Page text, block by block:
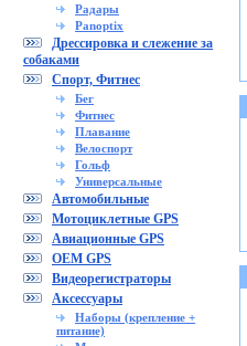
Радары
Panoptix
Дрессировка и слежение за
собаками
Спорт, Фитнес
Бег
Фитнес
Плавание
Велоспорт
Гольф
Универсальные
Автомобильные
Мотоциклетные GPS
Авиационные GPS
OEM GPS
Видеорегистраторы
Аксессуары
Наборы (крепление +
питание)